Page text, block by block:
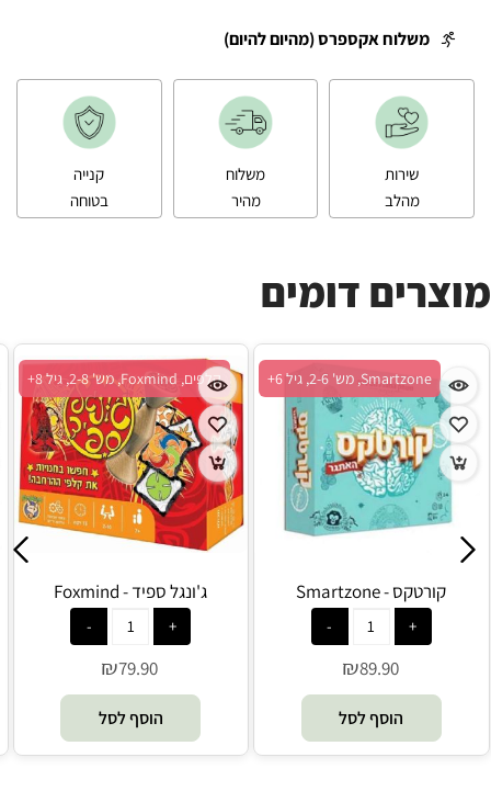
משלוח אקספרס (מהיום להיום)
שירות
מהלב
משלוח
מהיר
קנייה
בטוחה
מוצרים דומים
קלפים, Foxmind, מש' 2-8, גיל 8+
ג'ונגל ספיד - Foxmind
₪79.90
הוסף לסל
Smartzone, מש' 2-6, גיל 6+
קורטקס - Smartzone
₪89.90
הוסף לסל